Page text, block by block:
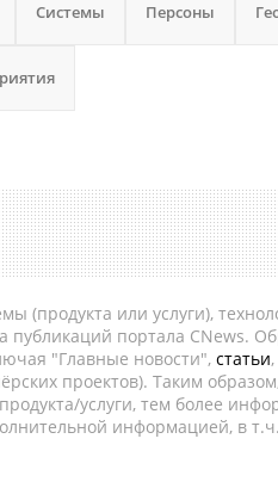
Системы Персоны
(продукта или услуги),
публикаций портала CNews.
"Главные новости", статьи
проектов). Таким
услуги, тем более
информацией, в